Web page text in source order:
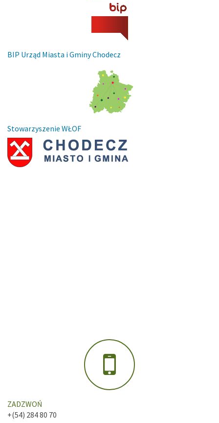
BIP Urząd Miasta i Gminy Chodecz
Stowarzyszenie WŁOF
ZADZWOŃ
+(54) 284 80 70